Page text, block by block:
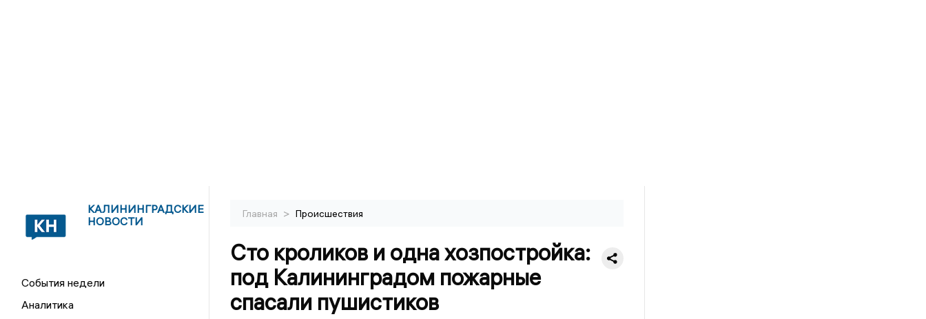
КАЛИНИНГРАДСКИЕ
НОВОСТИ
События недели
Аналитика
Главная > Происшествия
Сто кроликов и одна хозпостройка:
под Калининградом пожарные
спасали пушистиков